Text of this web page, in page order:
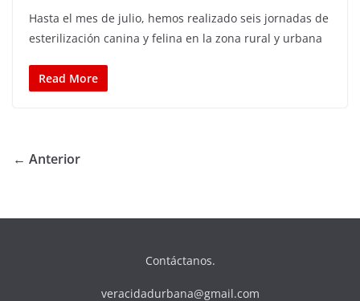
Hasta el mes de julio, hemos realizado seis jornadas de
esterilización canina y felina en la zona rural y urbana
Read More
← Anterior
Contáctanos.
veracidadurbana@gmail.com